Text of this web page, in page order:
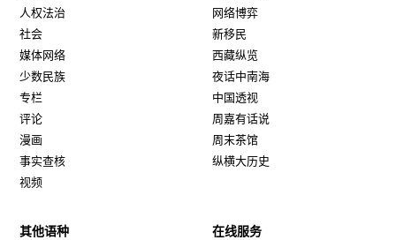
人权法治
社会
媒体网络
少数民族
专栏
评论
漫画
事实查核
视频
网络博弈
新移民
西藏纵览
夜话中南海
中国透视
周嘉有话说
周末茶馆
纵横大历史
其他语种 在线服务